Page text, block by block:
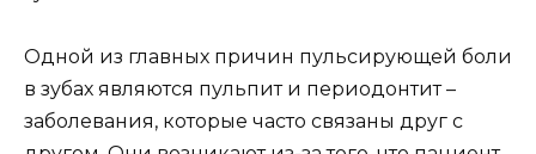
Одной из главных причин пульсирующей боли
в зубах являются пульпит и периодонтит –
заболевания, которые часто связаны друг с